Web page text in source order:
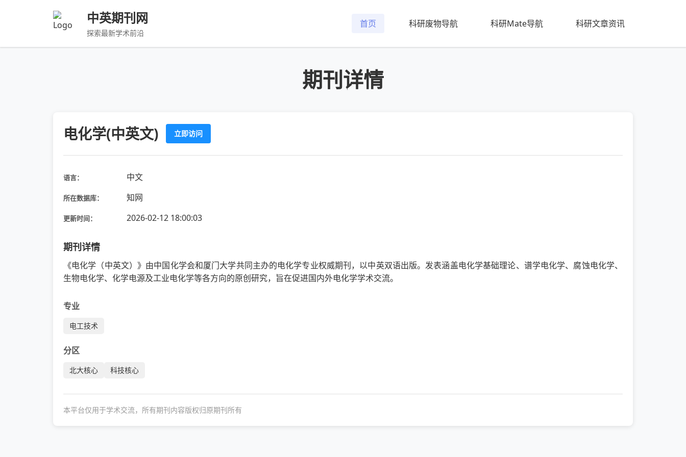
中英期刊网
探索最新学术前沿
首页 科研废物导航 科研Mate导航 科研文章资讯
期刊详情
电化学(中英文) 立即访问
语言： 中文
所在数据库： 知网
更新时间： 2026-02-12 18:00:03
期刊详情
《电化学（中英文）》由中国化学会和厦门大学共同主办的电化学专业权威期刊，以中英双语出版。发表涵盖电化学基础理论、谱学电化学、腐蚀电化学、
生物电化学、化学电源及工业电化学等各方向的原创研究，旨在促进国内外电化学学术交流。
专业
电工技术
分区
北大核心 科技核心
本平台仅用于学术交流，所有期刊内容版权归原期刊所有